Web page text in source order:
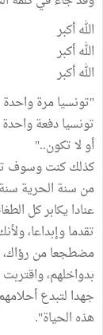
الله أكبر
الله أكبر
الله أكبر
"تونسيا مرة واحدة
تونسيا دفعة واحدة
أو لا تكون.."
كذلك كنت وسوف
عنادا يكابر كل
تقدما وإبداعا،
مضطجعا من رؤاك،
بدواخلهم،
جهدا لتبدع
هذه الحياة".